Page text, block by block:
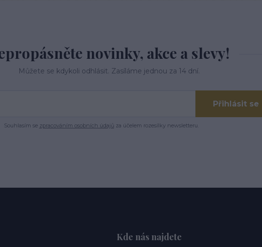
novinky, akce a slevy!
Můžete se kdykoli odhlásit. Zasíláme jednou za 14 dní.
Přihlásit se
Souhlasím se zpracováním osobních údajů za účelem rozesílky newsletteru.
Kde nás najdete